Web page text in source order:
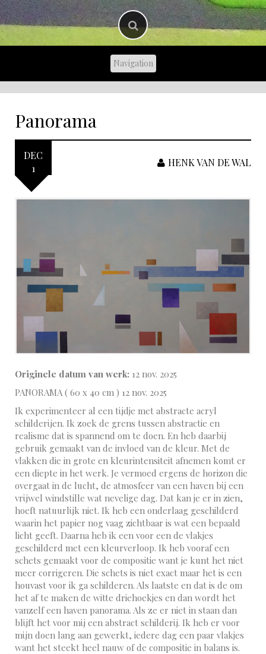
Panorama
DEC
1
HENK VAN DE WAL
Originele datum van werk: 12 nov. 2025
PANORAMA ( 60 x 40 cm ) 12 nov. 2025
Ik experimenteer al een tijdje met abstracte acryl
schilderijen. Ik zoek de grens tussen abstractie en
realisme dat is spannend om te doen. En heb daarbij
gebruik gemaakt van de invloed van de kleur. Met de
vlakken die in grote en kleurintensiteit afnemen komt er
een diepte in het werk. Je vermoed ergens de horizon die
overgaat in de lucht, de atmosfeer van een haven bij een
vrijwel windstille wat nevelige dag. Dat kan je er in zien,
hoeft natuurlijk niet. Ik heb een onderlaag geschilderd
waarin het papier nog vaag zichtbaar is wat een bepaald
licht geeft. Daarna heb ik een voor een de vlakjes
geschilderd met een kleurverloop. Ik heb vooraf een
schets gemaakt voor de compositie want je kunt het niet
meer corrigeren. Die schets is niet exact maar het is een
houvast voor ik ga schilderen. Als laatste en dat is de om
het af te maken de witte driehoekjes en dan wordt het
vanzelf een haven panorama. Als ze er niet in staan dan
blijft het voor mij een abstract schilderij. Ik heb er voor
mijn doen lang aan gewerkt, iedere dag een paar vlakjes
want het steekt heel nauw of de compositie in balans is.